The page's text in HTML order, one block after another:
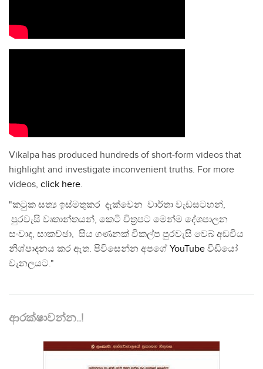
Vikalpa has produced hundreds of short-form videos that
highlight and investigate inconvenient truths. For more
videos, click here.
"කටුක සත්‍ය ඉස්මතුකර දැක්වෙන වාර්තා වැඩසටහන්,
පුරවැසි වෘතාන්තයන්, කෙටි චිත්‍රපට මෙන්ම දේශපාලන
සංවාද, සාකච්ඡා, සිය ගණනක් විකල්ප පුරවැසි වෙබ් අඩවිය
නිශ්පාදනය කර ඇත. පිවිසෙන්න අපගේ YouTube වීඩියෝ
චැනලයට."
ආරක්ෂාවන්න..!